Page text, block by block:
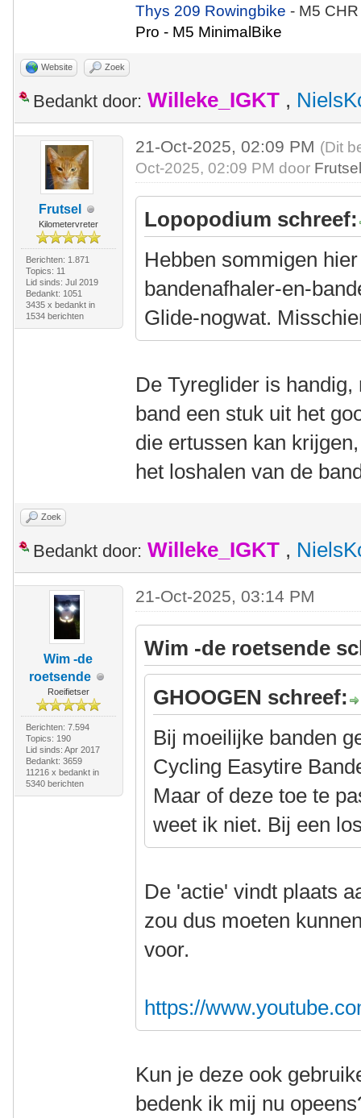
Thys 209 Rowingbike- M5
Pro - M5 MinimalBike
Website Zoek
Bedankt door: Willeke_IGKT ,
Frutsel
Kilometervreter
Berichten: 1.871
Topics: 11
Lid sinds: Jul 2019
Bedankt: 1051
3435 x bedankt in
1534 berichten
21-Oct-2025, 02:09 PM (Dit
Oct-2025, 02:09 PM door
Lopopodium schreef:
Hebben sommigen
bandenafhaler-en-
Glide-nogwat.
De Tyreglider is
band een stuk uit het
die ertussen kan
het loshalen van de
Zoek
Bedankt door: Willeke_IGKT ,
Wim -de
roetsende
Roeifietser
Berichten: 7.594
Topics: 190
Lid sinds: Apr 2017
Bedankt: 3659
11216 x bedankt in
5340 berichten
21-Oct-2025, 03:14 PM
Wim -de roetsende
GHOOGEN schreef:
Bij moeilijke banden
Cycling Easytire
Maar of deze toe te
weet ik niet. Bij een
De 'actie' vindt plaats
zou dus moeten
voor.
https://
Kun je deze ook
bedenk ik mij nu